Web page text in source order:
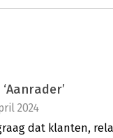
2024
dat klanten,